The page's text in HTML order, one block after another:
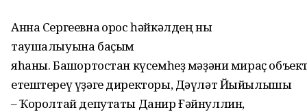
Анна Сергеевна ҡорос һәйкәлдең ныҡ
таушалыуына баҫым
яһаны. Башҡортостан күсемһеҙ мәҙәни мираҫ
етештереү үҙәге директоры, Дәүләт Йыйылышы
– Ҡоролтай депутаты Данир Ғәйнуллин,